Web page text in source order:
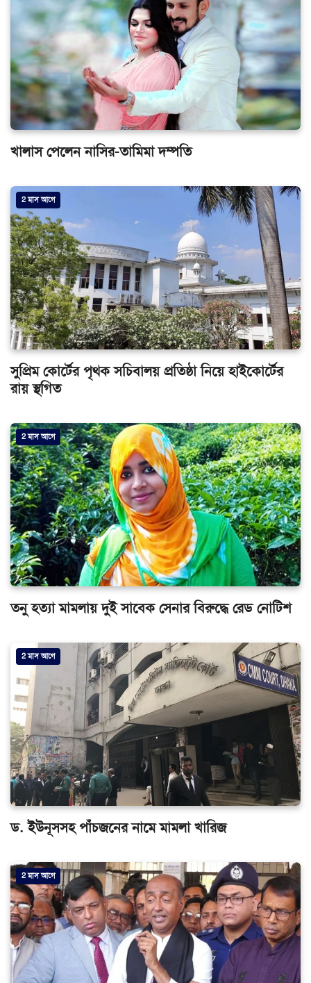
খালাস পেলেন নাসির-তামিমা দম্পতি
2 মাস আগে
সুপ্রিম কোর্টের পৃথক সচিবালয় প্রতিষ্ঠা নিয়ে হাইকোর্টের
রায় স্থগিত
2 মাস আগে
তনু হত্যা মামলায় দুই সাবেক সেনার বিরুদ্ধে রেড নোটিশ
2 মাস আগে
ড. ইউনূসসহ পাঁচজনের নামে মামলা খারিজ
2 মাস আগে